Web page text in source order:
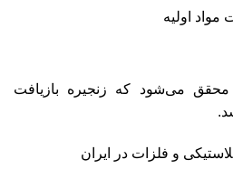
اولیه
محقق می‌شود که زنجیره بازیافت